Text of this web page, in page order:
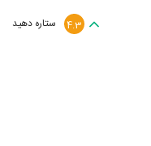
ستاره دهید 4.3